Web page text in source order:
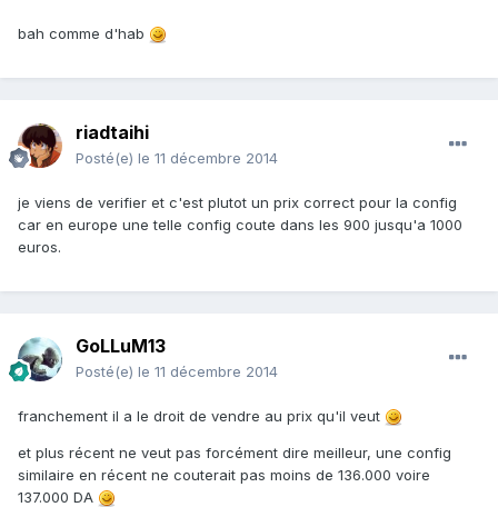
bah comme d'hab
riadtaihi
Posté(e) le 11 décembre 2014
je viens de verifier et c'est plutot un prix correct pour la config
car en europe une telle config coute dans les 900 jusqu'a 1000
euros.
GoLLuM13
Posté(e) le 11 décembre 2014
franchement il a le droit de vendre au prix qu'il veut
et plus récent ne veut pas forcément dire meilleur, une config
similaire en récent ne couterait pas moins de 136.000 voire
137.000 DA